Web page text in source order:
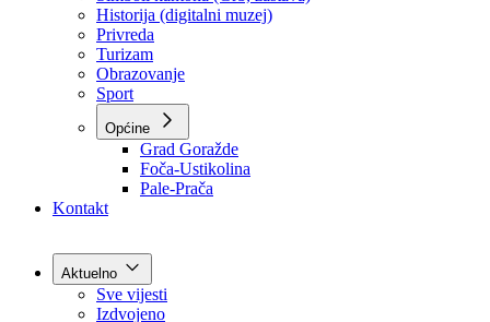
O kantonu
O kantonu
Simboli kantona (Grb, zastava)
Historija (digitalni muzej)
Privreda
Turizam
Obrazovanje
Sport
Općine
Kontakt